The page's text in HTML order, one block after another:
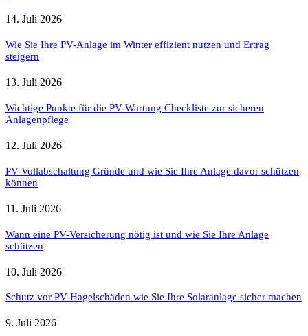
14. Juli 2026
Wie Sie Ihre PV-Anlage im Winter effizient nutzen und Ertrag
steigern
13. Juli 2026
Wichtige Punkte für die PV-Wartung Checkliste zur sicheren
Anlagenpflege
12. Juli 2026
PV-Vollabschaltung Gründe und wie Sie Ihre Anlage davor schützen
können
11. Juli 2026
Wann eine PV-Versicherung nötig ist und wie Sie Ihre Anlage
schützen
10. Juli 2026
Schutz vor PV-Hagelschäden wie Sie Ihre Solaranlage sicher machen
9. Juli 2026